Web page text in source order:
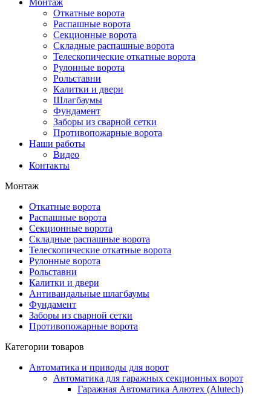
Монтаж
Откатные ворота
Распашные ворота
Секционные ворота
Складные распашные ворота
Телескопические откатные ворота
Рулонные ворота
Рольставни
Калитки и двери
Шлагбаумы
Фундамент
Заборы из сварной сетки
Противопожарные ворота
Наши работы
Видео
Контакты
Монтаж
Откатные ворота
Распашные ворота
Секционные ворота
Складные распашные ворота
Телескопические откатные ворота
Рулонные ворота
Рольставни
Калитки и двери
Антивандальные шлагбаумы
Фундамент
Заборы из сварной сетки
Противопожарные ворота
Категории товаров
Автоматика и приводы для ворот
Автоматика для гаражных секционных ворот
Гаражная Автоматика Алютех (Alutech)